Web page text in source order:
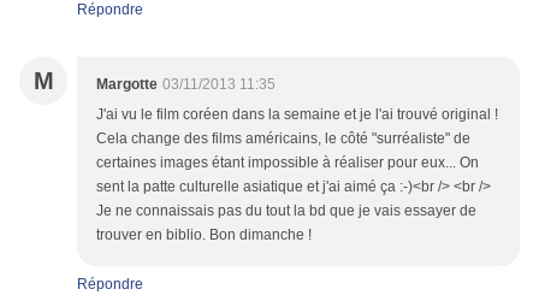
Répondre
M Margotte 03/11/2013 11:35
J'ai vu le film coréen dans la semaine et je l'ai trouvé original !
Cela change des films américains, le côté "surréaliste" de
certaines images étant impossible à réaliser pour eux... On
sent la patte culturelle asiatique et j'ai aimé ça :-)<br /> <br />
Je ne connaissais pas du tout la bd que je vais essayer de
trouver en biblio. Bon dimanche !
Répondre